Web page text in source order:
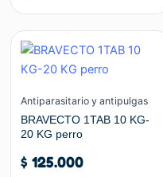
Antiparasitario y antipulgas
BRAVECTO 1TAB 10 KG-
20 KG perro
$ 125.000